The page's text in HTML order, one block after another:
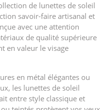
de lunettes de soleil
savoir-faire artisanal et
avec une attention
de qualité supérieure
en valeur le visage
en métal élégantes ou
les lunettes de soleil
entre style classique et